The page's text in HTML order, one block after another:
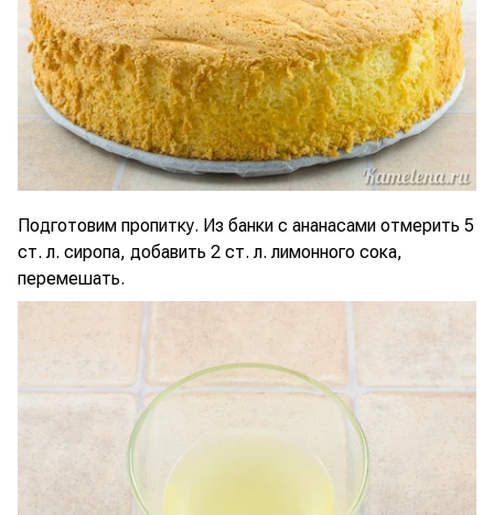
Подготовим пропитку. Из банки с ананасами отмерить 5
ст. л. сиропа, добавить 2 ст. л. лимонного сока,
перемешать.